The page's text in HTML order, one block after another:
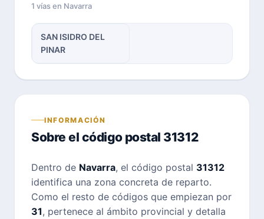
1 vías en Navarra
SAN ISIDRO DEL
PINAR
INFORMACIÓN
Sobre el código postal 31312
Dentro de Navarra, el código postal 31312
identifica una zona concreta de reparto.
Como el resto de códigos que empiezan por
31, pertenece al ámbito provincial y detalla